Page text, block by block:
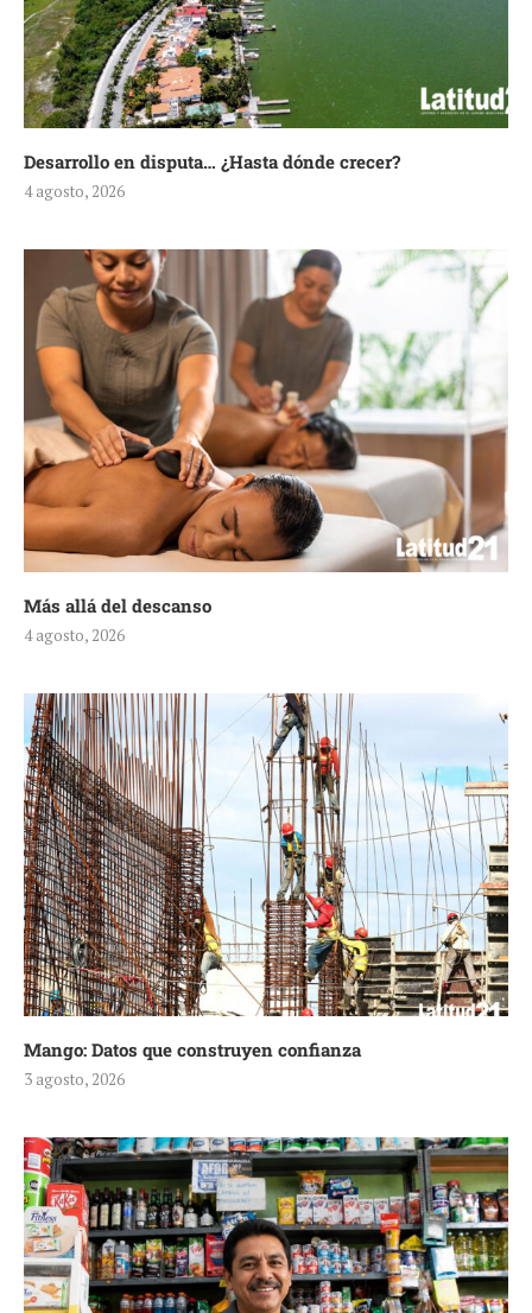
Desarrollo en disputa… ¿Hasta dónde crecer?
4 agosto, 2026
Más allá del descanso
4 agosto, 2026
Mango: Datos que construyen confianza
3 agosto, 2026